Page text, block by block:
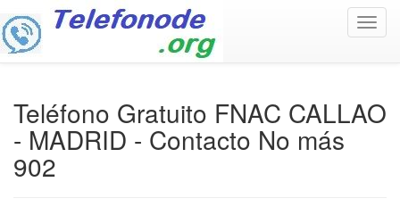
Teléfono Gratuito FNAC CALLAO
- MADRID - Contacto No más
902